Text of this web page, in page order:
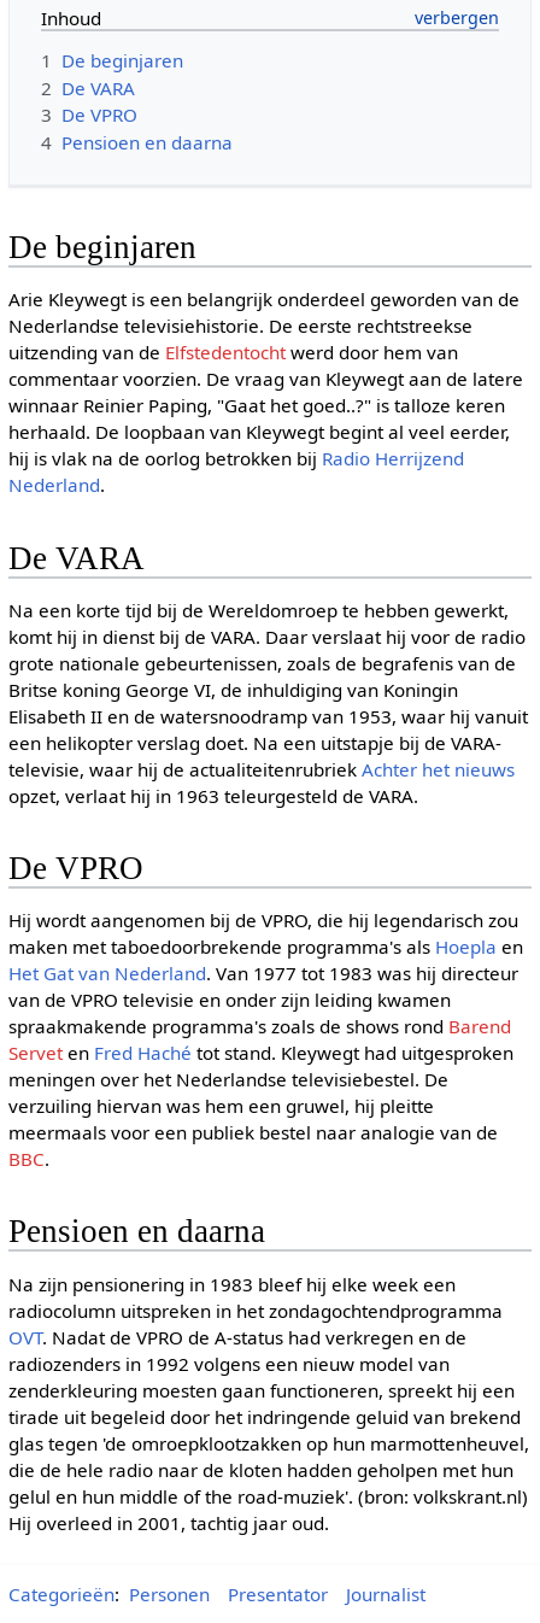
Inhoud
1 De beginjaren
2 De VARA
3 De VPRO
4 Pensioen en daarna
De beginjaren
Arie Kleywegt is een belangrijk onderdeel geworden van de
Nederlandse televisiehistorie. De eerste rechtstreekse
uitzending van de Elfstedentochtwerd door hem van
commentaar voorzien. De vraag van Kleywegt aan de latere
winnaar Reinier Paping, "Gaat het goed..?" is talloze keren
herhaald. De loopbaan van Kleywegt begint al veel eerder,
hij is vlak na de oorlog betrokken bij Radio Herrijzend
Nederland.
De VARA
Na een korte tijd bij de Wereldomroep te hebben gewerkt,
komt hij in dienst bij de VARA. Daar verslaat hij voor de radio
grote nationale gebeurtenissen, zoals de begrafenis van de
Britse koning George VI, de inhuldiging van Koningin
Elisabeth II en de watersnoodramp van 1953, waar hij vanuit
een helikopter verslag doet. Na een uitstapje bij de VARA-
televisie, waar hij de actualiteitenrubriek Achter het nieuws
opzet, verlaat hij in 1963 teleurgesteld de VARA.
De VPRO
Hij wordt aangenomen bij de VPRO, die hij legendarisch zou
maken met taboedoorbrekende programma's als Hoepla en
Het Gat van Nederland. Van 1977 tot 1983 was hij directeur
van de VPRO televisie en onder zijn leiding kwamen
spraakmakende programma's zoals de shows rond Barend
Serveten Fred Haché tot stand. Kleywegt had uitgesproken
meningen over het Nederlandse televisiebestel. De
verzuiling hiervan was hem een gruwel, hij pleitte
meermaals voor een publiek bestel naar analogie van de
BBC.
Pensioen en daarna
Na zijn pensionering in 1983 bleef hij elke week een
radiocolumn uitspreken in het zondagochtendprogramma
OVT. Nadat de VPRO de A-status had verkregen en de
radiozenders in 1992 volgens een nieuw model van
zenderkleuring moesten gaan functioneren, spreekt hij een
tirade uit begeleid door het indringende geluid van brekend
glas tegen 'de omroepklootzakken op hun marmottenheuvel,
die de hele radio naar de kloten hadden geholpen met hun
gelul en hun middle of the road-muziek'. (bron: volkskrant.nl)
Hij overleed in 2001, tachtig jaar oud.
Categorieën: Personen Presentator Journalist